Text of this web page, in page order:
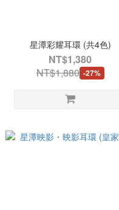
星潭彩耀耳環 (共4色)
NT$1,380
NT$1,880 -27%